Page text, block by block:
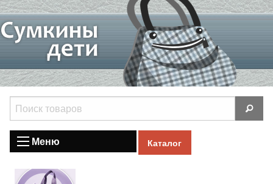
Меню Каталог